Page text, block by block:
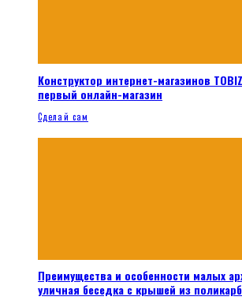
Конструктор интернет-магазинов
первый онлайн-магазин
Сделай сам
Преимущества и особенности малых
уличная беседка с крышей из